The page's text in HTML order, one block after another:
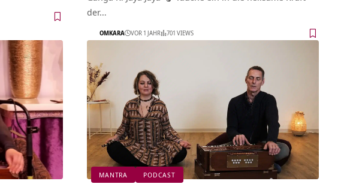
der…
OMKARA VOR 1 JAHR 701 VIEWS
MANTRA PODCAST